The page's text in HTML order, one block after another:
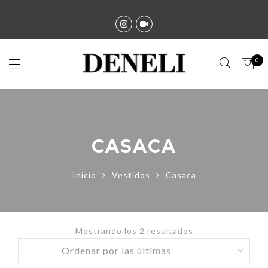
0
CASACA
Inicio Vestidos Casaca
Mostrando los 2 resultados
Ordenado